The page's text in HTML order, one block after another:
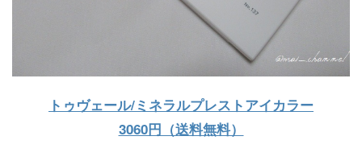
トゥヴェール/ミネラルプレストアイカラー
3060円（送料無料）